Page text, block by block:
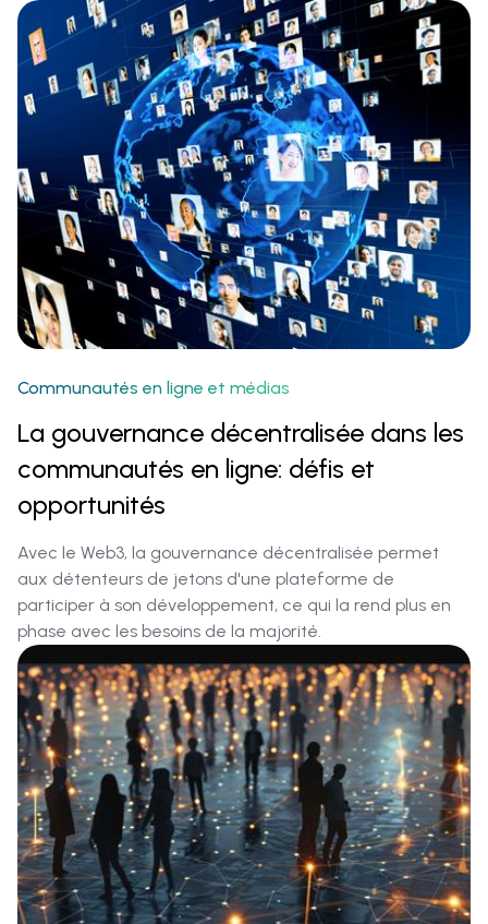
Communautés en ligne et médias‍
La gouvernance décentralisée dans les
communautés en ligne: défis et
opportunités
Avec le Web3, la gouvernance décentralisée permet
aux détenteurs de jetons d'une plateforme de
participer à son développement, ce qui la rend plus en
phase avec les besoins de la majorité.